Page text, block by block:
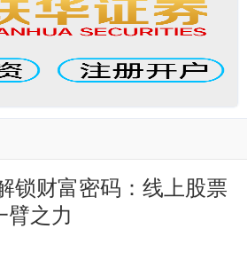
锁财富密码：线上股票
臂之力